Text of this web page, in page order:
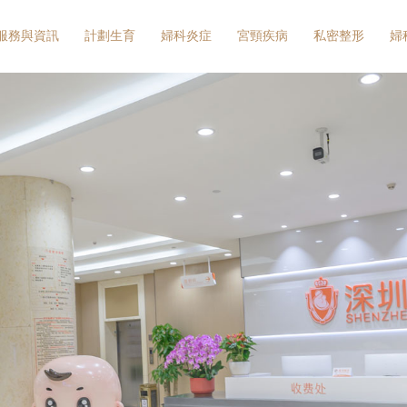
務與資訊 計劃生育 婦科炎症 宮頸疾病 私密整形 婦